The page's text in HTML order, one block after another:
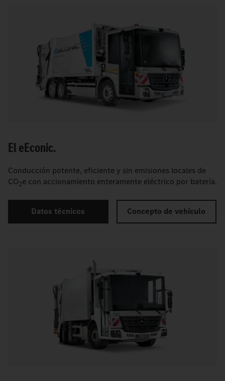
EleEconic.
Conducción potente, eficiente y sin emisiones locales de
CO2e con accionamiento enteramente eléctrico por batería.
Datos técnicos Concepto de vehículo